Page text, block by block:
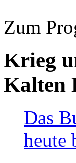
Zum
Krieg
Kalten
Das
heute